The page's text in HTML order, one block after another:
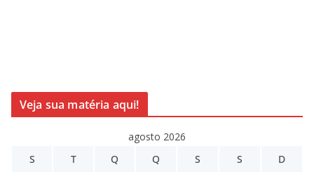
Veja sua matéria aqui!
agosto 2026
S
T Q Q S S D